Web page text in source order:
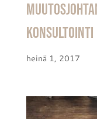
konsultointi
heinä 1, 2017